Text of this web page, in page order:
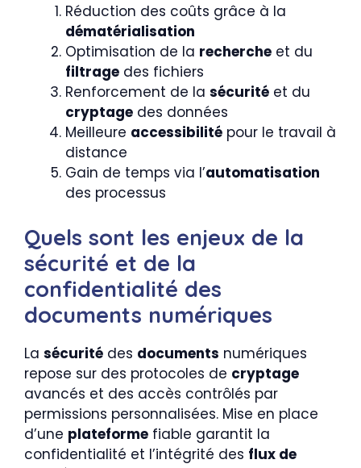
Réduction des coûts grâce à la
dématérialisation
Optimisation de la recherche et du
filtrage des fichiers
Renforcement de la sécurité et du
cryptage des données
Meilleure accessibilité pour le travail à
distance
Gain de temps via l’automatisation
des processus
Quels sont les enjeux de la
sécurité et de la
confidentialité des
documents numériques
La sécurité des documents numériques
repose sur des protocoles de cryptage
avancés et des accès contrôlés par
permissions personnalisées. Mise en place
d’une plateforme fiable garantit la
confidentialité et l’intégrité des flux de